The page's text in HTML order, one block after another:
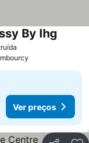
By Ihg
Ver preços